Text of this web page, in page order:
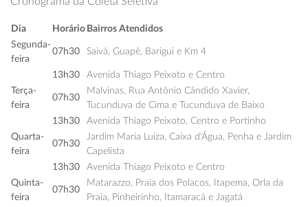
Dia Horário Bairros Atendidos
Segunda-
feira
07h30 Saivá, Guapê, Barigui e Km 4
13h30
Avenida Thiago Peixoto e Centro
Terça-
feira
07h30
Malvinas, Rua Antônio Cândido Xavier,
Tucunduva de Cima e Tucunduva de Baixo
13h30
Avenida Thiago Peixoto, Centro e Portinho
Quarta-
feira
07h30
Jardim Maria Luiza, Caixa d'Água, Penha e Jardim
Capelista
13h30
Avenida Thiago Peixoto e Centro
Quinta-
feira
07h30
Matarazzo, Praia dos Polacos, Itapema, Orla da
Praia, Pinheirinho, Itamaracá e Jagatá